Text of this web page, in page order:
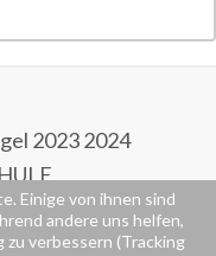
Einige von ihnen sind
andere uns helfen,
verbessern (Tracking